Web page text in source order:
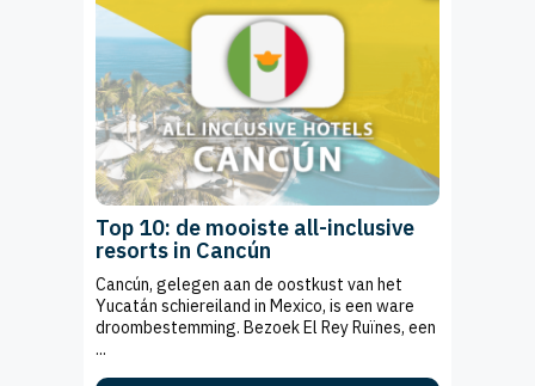
Top 10: de mooiste all-inclusive
resorts in Cancún
Cancún, gelegen aan de oostkust van het
Yucatán schiereiland in Mexico, is een ware
droombestemming. Bezoek El Rey Ruïnes, een
...